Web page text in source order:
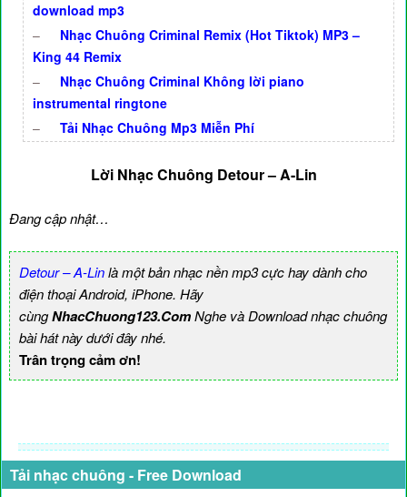
download mp3
–
Nhạc Chuông Criminal Remix (Hot Tiktok) MP3 –
King 44 Remix
–
Nhạc Chuông Criminal Không lời piano
instrumental ringtone
–
Tải Nhạc Chuông Mp3 Miễn Phí
Lời Nhạc Chuông Detour – A-Lin
Đang cập nhật…
Detour – A-Linlà một bản nhạc nền mp3 cực hay dành cho
điện thoại Android, iPhone. Hãy
cùngNhacChuong123.ComNghe và Download nhạc chuông
bài hát này dưới đây nhé.
Trân trọng cảm ơn!
Tải nhạc chuông - Free Download